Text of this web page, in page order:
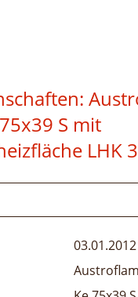
S mit
LHK
03.01.2012